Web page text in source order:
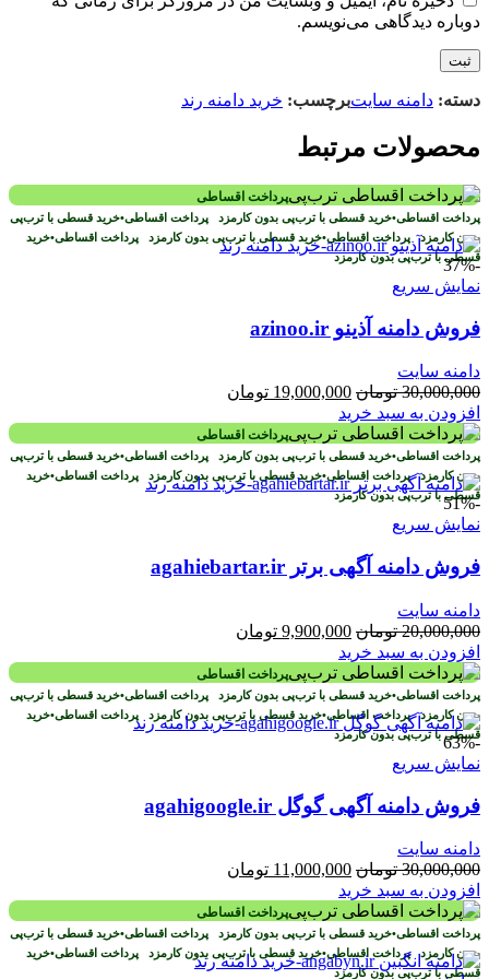
دوباره دیدگاهی می‌نویسم.
دسته: دامنه سایتبرچسب: خرید دامنه رند
محصولات مرتبط
پرداخت اقساطی
پرداخت اقساطی•خرید قسطی با ترب‌پی بدون کارمزد پرداخت اقساطی•خرید قسطی با ترب‌پی
بدون کارمزد پرداخت اقساطی•خرید قسطی با ترب‌پی بدون کارمزد پرداخت اقساطی•خرید
قسطی با ترب‌پی بدون کارمزد
-37%
نمایش سریع
فروش دامنه آذینو azinoo.ir
دامنه سایت
30,000,000 تومان قیمت
اصلی
30,000,000 تومان
بود.
19,000,000 تومان
است.
افزودن به سبد خرید
پرداخت اقساطی
پرداخت اقساطی•خرید قسطی با ترب‌پی بدون کارمزد پرداخت اقساطی•خرید قسطی با ترب‌پی
بدون کارمزدپرداخت اقساطی•خرید قسطی با ترب‌پی بدون کارمزد پرداخت اقساطی•خرید
قسطی با ترب‌پی بدون کارمزد
-51%
نمایش سریع
فروش دامنه آگهی برتر agahiebartar.ir
دامنه سایت
20,000,000 تومان قیمت
اصلی
20,000,000 تومان
بود.
9,900,000 تومان
است.
افزودن به سبد خرید
پرداخت اقساطی
پرداخت اقساطی•خرید قسطی با ترب‌پی بدون کارمزد پرداخت اقساطی•خرید قسطی با ترب‌پی
بدون کارمزدپرداخت اقساطی•خرید قسطی با ترب‌پی بدون کارمزد پرداخت اقساطی•خرید
قسطی با ترب‌پی بدون کارمزد
-63%
نمایش سریع
فروش دامنه آگهی گوگل agahigoogle.ir
دامنه سایت
30,000,000 تومان قیمت
اصلی
30,000,000 تومان
بود.
11,000,000 تومان
است.
افزودن به سبد خرید
پرداخت اقساطی
پرداخت اقساطی•خرید قسطی با ترب‌پی بدون کارمزد پرداخت اقساطی•خرید قسطی با ترب‌پی
بدون کارمزدپرداخت اقساطی•خرید قسطی با ترب‌پی بدون کارمزد پرداخت اقساطی•خرید
قسطی با ترب‌پی بدون کارمزد